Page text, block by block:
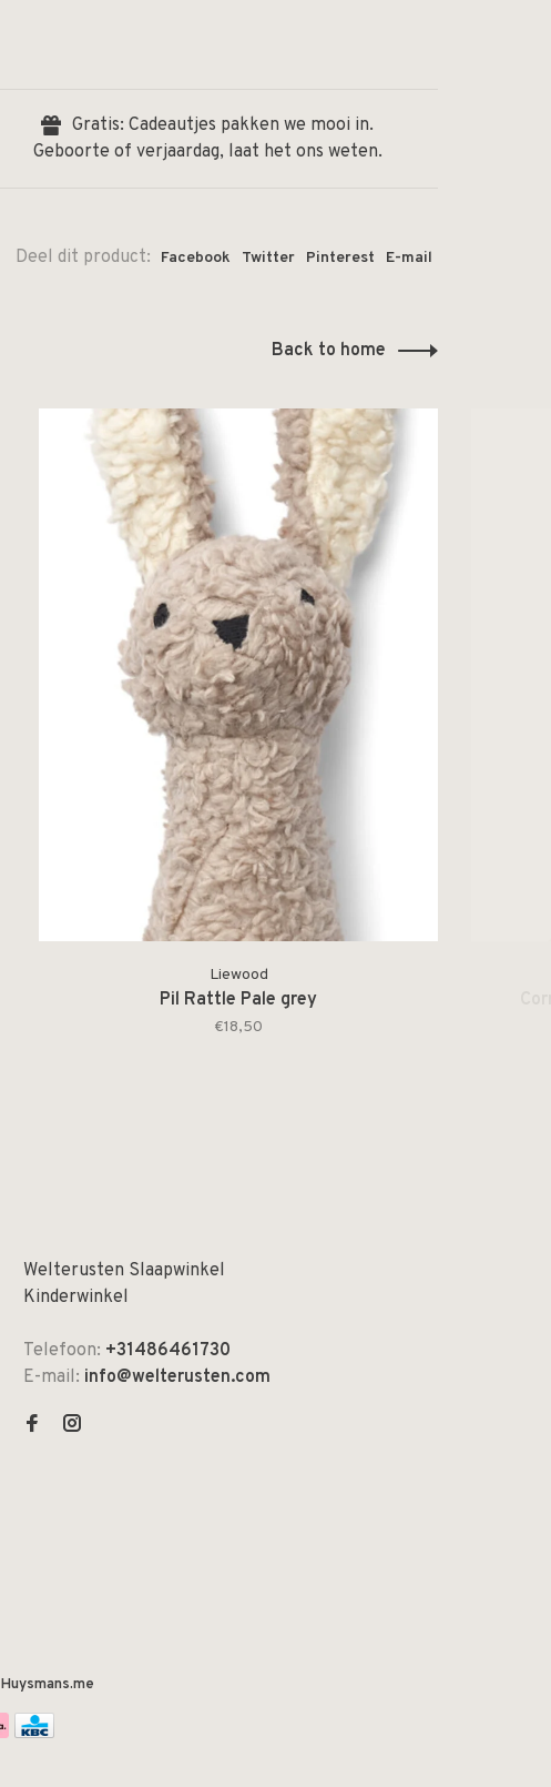
Gratis: Cadeautjes pakken we mooi in.
Geboorte of verjaardag, laat het ons weten.
Deel dit product: Facebook Twitter Pinterest E-mail
Back to home
Liewood
Pil Rattle Pale grey
€18,50
Welterusten Slaapwinkel
Kinderwinkel
Telefoon: +31486461730
E-mail: info@welterusten.com
Huysmans.me